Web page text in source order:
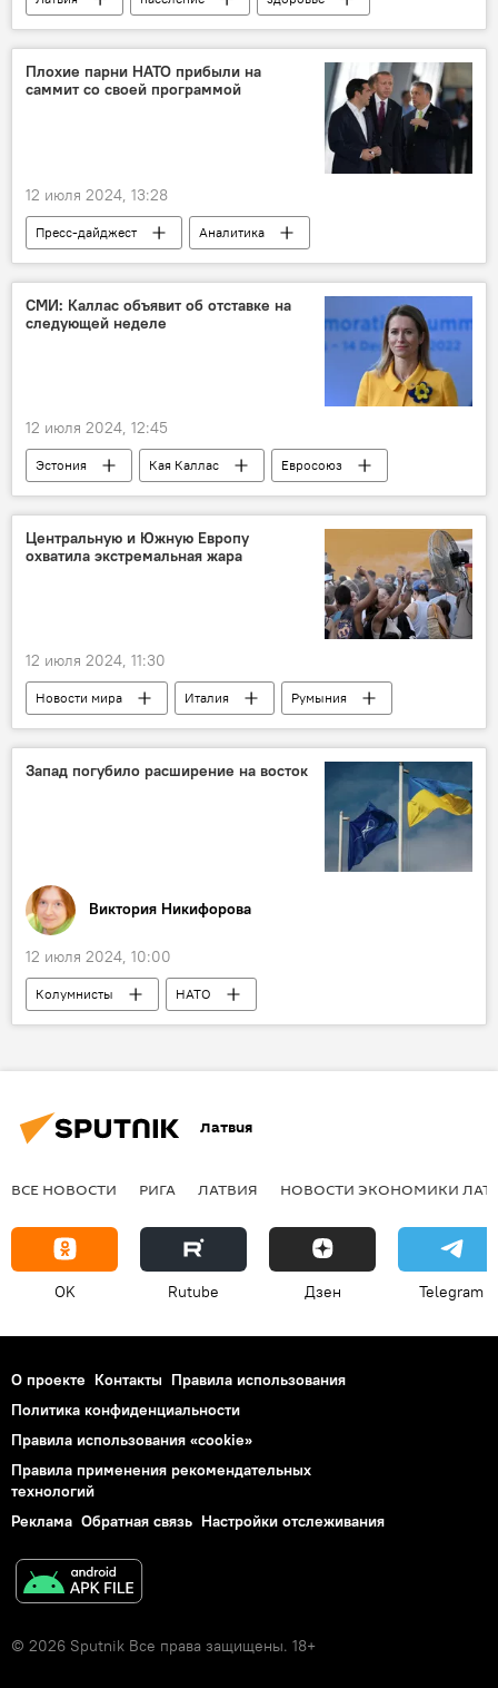
инфекция
Плохие парни НАТО прибыли на
саммит со своей программой
12 июля 2024, 13:28
Пресс-дайджест
Аналитика
Венгрия
Турция
Виктор Орбан
Реджеп Тайип Эрдоган
СМИ: Каллас объявит об отставке на
следующей неделе
12 июля 2024, 12:45
Эстония Кая Каллас
Евросоюз
Алар Карис
правительство Эстонии
Центральную и Южную Европу
охватила экстремальная жара
12 июля 2024, 11:30
Новости мира Италия
Румыния
Хорватия
Албания
Греция
Босния и Герцеговина
Запад погубило расширение на восток
Виктория Никифорова
12 июля 2024, 10:00
Колумнисты НАТО
Латвия
ВСЕ НОВОСТИ РИГА ЛАТВИЯ НОВОСТИ ЭКОНОМИКИ
OK Rutube Дзен Telegram
О проекте Контакты Правила использования
Политика конфиденциальности
Правила использования «cookie»
Правила применения рекомендательных
технологий
Реклама Обратная связь Настройки отслеживания
© 2026 Sputnik Все права защищены. 18+